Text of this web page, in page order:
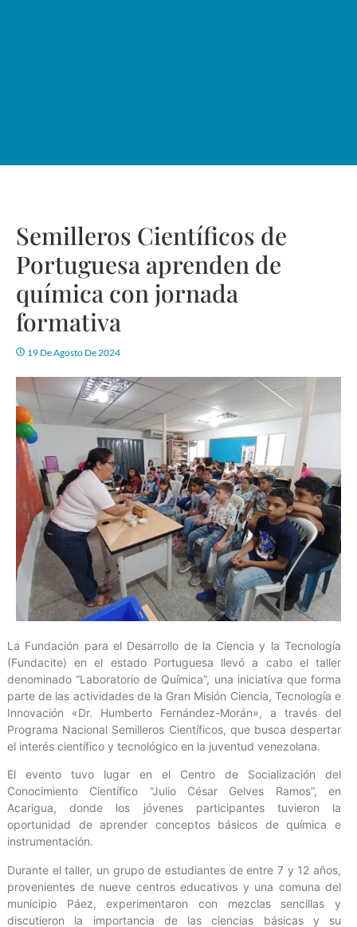
Semilleros Científicos de
Portuguesa aprenden de
química con jornada
formativa
19 De Agosto De 2024
La Fundación para el Desarrollo de la Ciencia y la Tecnología
(Fundacite) en el estado Portuguesa llevó a cabo el taller
denominado “Laboratorio de Química”, una iniciativa que forma
parte de las actividades de la Gran Misión Ciencia, Tecnología e
Innovación «Dr. Humberto Fernández-Morán», a través del
Programa Nacional Semilleros Científicos, que busca despertar
el interés científico y tecnológico en la juventud venezolana.
El evento tuvo lugar en el Centro de Socialización del
Conocimiento Científico “Julio César Gelves Ramos”, en
Acarigua, donde los jóvenes participantes tuvieron la
oportunidad de aprender conceptos básicos de química e
instrumentación.
Durante el taller, un grupo de estudiantes de entre 7 y 12 años,
provenientes de nueve centros educativos y una comuna del
municipio Páez, experimentaron con mezclas sencillas y
discutieron la importancia de las ciencias básicas y su